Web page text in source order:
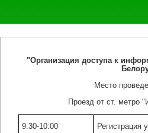
"Организация доступа к
Место
Проезд от ст. метро
9:30-10:00 Регистрация